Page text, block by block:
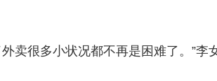
很多小状况都不再是困难了。”李女